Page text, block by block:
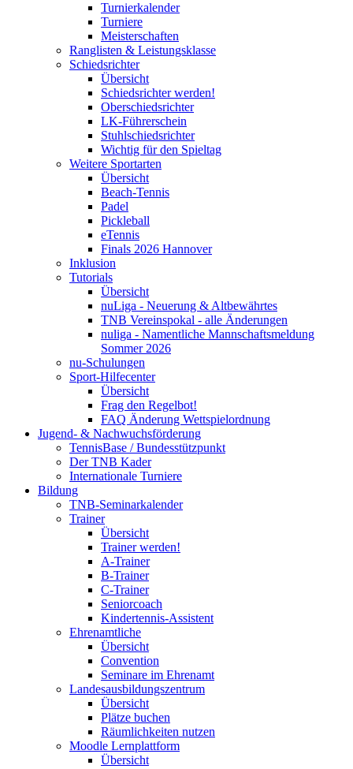
Turnierkalender
Turniere
Meisterschaften
Ranglisten & Leistungsklasse
Schiedsrichter
Übersicht
Schiedsrichter werden!
Oberschiedsrichter
LK-Führerschein
Stuhlschiedsrichter
Wichtig für den Spieltag
Weitere Sportarten
Übersicht
Beach-Tennis
Padel
Pickleball
eTennis
Finals 2026 Hannover
Inklusion
Tutorials
Übersicht
nuLiga - Neuerung & Altbewährtes
TNB Vereinspokal - alle Änderungen
nuliga - Namentliche Mannschaftsmeldung
Sommer 2026
nu-Schulungen
Sport-Hilfecenter
Übersicht
Frag den Regelbot!
FAQ Änderung Wettspielordnung
Jugend- & Nachwuchsförderung
TennisBase / Bundesstützpunkt
Der TNB Kader
Internationale Turniere
Bildung
TNB-Seminarkalender
Trainer
Übersicht
Trainer werden!
A-Trainer
B-Trainer
C-Trainer
Seniorcoach
Kindertennis-Assistent
Ehrenamtliche
Übersicht
Convention
Seminare im Ehrenamt
Landesausbildungszentrum
Übersicht
Plätze buchen
Räumlichkeiten nutzen
Moodle Lernplattform
Übersicht